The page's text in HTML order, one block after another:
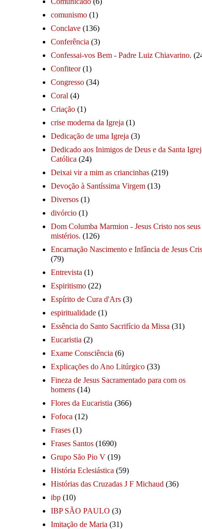
comunismo (1)
Conclave (136)
Conferência (3)
Confessai-vos Bem - Padre Luiz Chiavarino.
Confiteor (1)
Congresso (34)
Coral (4)
Criação (1)
crise moderna da Igreja (1)
Dedicação de uma Igreja (3)
Dedicado aos Inimigos de Deus e da Santa
Católica (24)
Deixai vir a mim as criancinhas (219)
Devoção à Santíssima Virgem (13)
Diversos (1)
divórcio (1)
Dom Columba Marmion - Jesus Cristo nos seus
mistérios. (126)
Encarnação Nascimento e Infância de Jesus
(79)
Entrevista (1)
Espiritismo (22)
Espírito de Cura d'Ars (3)
espiritualidade (1)
Essência do Santo Sacrifício da Missa (31)
Eucaristia (2)
Exame Consciência (6)
Explicações do Ano Litúrgico (33)
Fineza de Jesus Sacramentado para com os
homens (14)
Flores da Eucaristia (366)
Fofoca (12)
Frases (1)
Frases Santos (1690)
Grupo São Pio V (19)
História Eclesiástica (59)
Histórias das Cruzadas J F Michaud (36)
ibp (10)
IBP SÃO PAULO (3)
Imitação de Maria (31)